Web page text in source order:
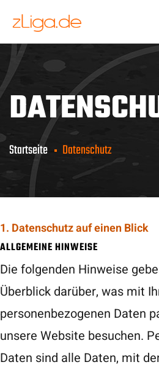
Startseite Datenschutz
1. Datenschutz auf einen Blick
ALLGEMEINE HINWEISE
Die folgenden Hinweise
Überblick darüber, was mit
personenbezogenen Daten
unsere Website besuchen.
Daten sind alle Daten, mit